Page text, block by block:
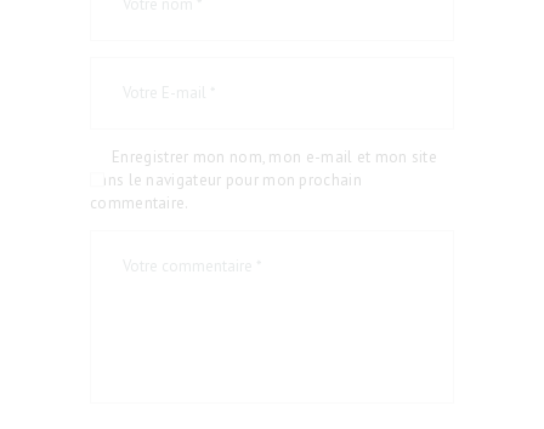
Enregistrer mon nom, mon e-mail et mon site
dans le navigateur pour mon prochain
commentaire.